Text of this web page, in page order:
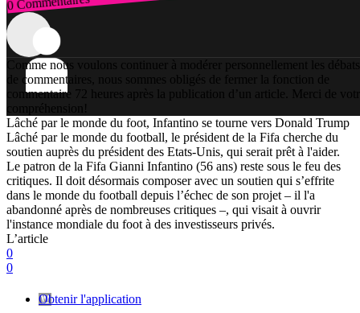
Connexion
Comme nous voulons continuer à modérer personnellement les débats
de commentaires, nous sommes obligés de fermer la fonction de
commentaire 72 heures après la publication d’un article. Merci de
compréhension!
Lâché par le monde du foot, Infantino se tourne vers Donald Trump
Lâché par le monde du football, le président de la Fifa cherche du
soutien auprès du président des Etats-Unis, qui serait prêt à l'aider.
Le patron de la Fifa Gianni Infantino (56 ans) reste sous le feu des
critiques. Il doit désormais composer avec un soutien qui s’effrite
dans le monde du football depuis l’échec de son projet – il l'a
abandonné après de nombreuses critiques –, qui visait à ouvrir
l'instance mondiale du foot à des investisseurs privés.
L’article
0
0
Obtenir l'application